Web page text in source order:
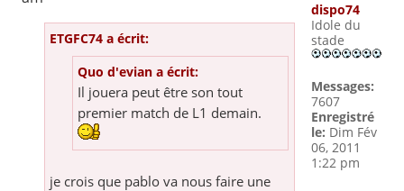
ETGFC74 a écrit:
Quo d'evian a écrit:
Il jouera peut être son tout
premier match de L1 demain.
je crois que pablo va nous faire une
dispo74
Idole du
stade
Messages:
7607
Enregistré
le: Dim Fév
06, 2011
1:22 pm